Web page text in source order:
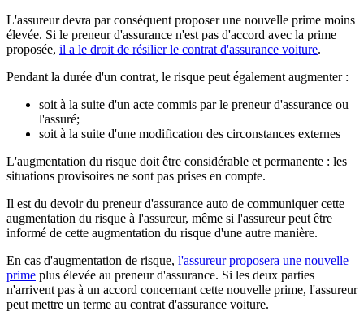
L'assureur devra par conséquent proposer une nouvelle prime moins
élevée. Si le preneur d'assurance n'est pas d'accord avec la prime
proposée, il a le droit de résilier le contrat d'assurance voiture.
Pendant la durée d'un contrat, le risque peut également augmenter :
soit à la suite d'un acte commis par le preneur d'assurance ou
l'assuré;
soit à la suite d'une modification des circonstances externes
L'augmentation du risque doit être considérable et permanente : les
situations provisoires ne sont pas prises en compte.
Il est du devoir du preneur d'assurance auto de communiquer cette
augmentation du risque à l'assureur, même si l'assureur peut être
informé de cette augmentation du risque d'une autre manière.
En cas d'augmentation de risque, l'assureur proposera une nouvelle
prime plus élevée au preneur d'assurance. Si les deux parties
n'arrivent pas à un accord concernant cette nouvelle prime, l'assureur
peut mettre un terme au contrat d'assurance voiture.